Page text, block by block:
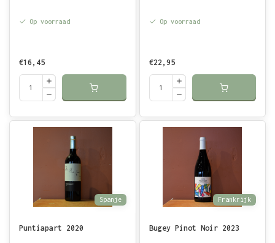
Op voorraad
€16,45
Op voorraad
€22,95
Spanje
Puntiapart 2020
Frankrijk
Bugey Pinot Noir 2023